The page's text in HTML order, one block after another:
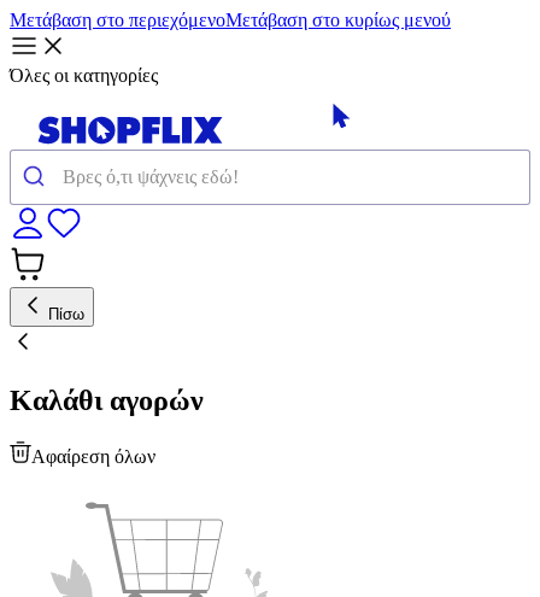
Μετάβαση στο περιεχόμενοΜετάβαση στο κυρίως μενού
Όλες οι κατηγορίες
Πίσω
Καλάθι αγορών
Αφαίρεση όλων